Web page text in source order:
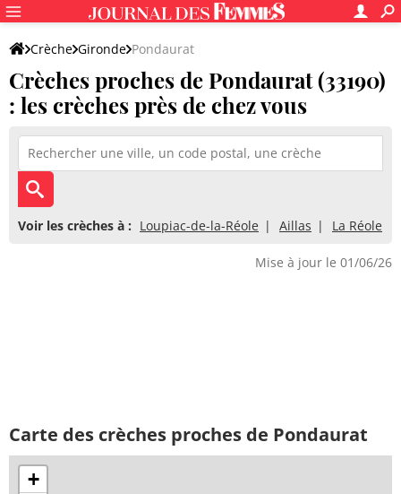
Crèche Gironde Pondaurat
Crèches proches de Pondaurat (33190)
: les crèches près de chez vous
Voir les crèches à : Loupiac-de-la-Réole Aillas La Réole
Mise à jour le 01/06/26
Carte des crèches proches de Pondaurat
+